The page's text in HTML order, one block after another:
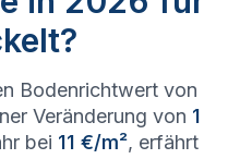
Bodenrichtwert von
Veränderung von 1
bei 11 €/m², erfährt